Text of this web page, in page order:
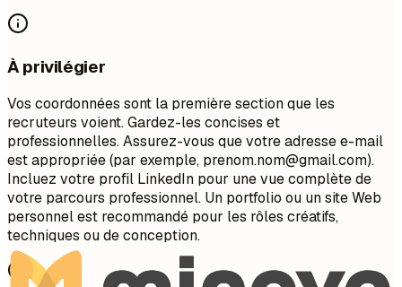
À privilégier
Vos coordonnées sont la première section que les
recruteurs voient. Gardez-les concises et
professionnelles. Assurez-vous que votre adresse e-mail
est appropriée (par exemple, prenom.nom@gmail.com).
Incluez votre profil LinkedIn pour une vue complète de
votre parcours professionnel. Un portfolio ou un site Web
personnel est recommandé pour les rôles créatifs,
techniques ou de conception.